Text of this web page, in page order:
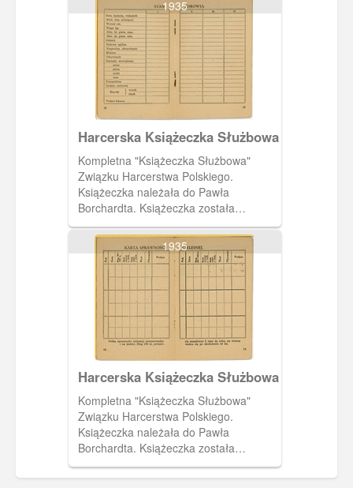
Na dwudziestej drugiej i dwudziestej
trzeciej stronie miejsce na wpisy
dotyczące wykazu służby.
1935
Harcerska Książeczka Służbowa
Kompletna "Książeczka Służbowa"
Związku Harcerstwa Polskiego.
Książeczka należała do Pawła
Borchardta. Książeczka została
wystawiona 19 czerwca 1937 roku
przez harcmistrza Alfa Liczmańskiego.
Na dwunastej i trzynastej stronie tabela
do wpisów dotyczących stanu zdrowia
właściciela książeczki.
1935
Harcerska Książeczka Służbowa
Kompletna "Książeczka Służbowa"
Związku Harcerstwa Polskiego.
Książeczka należała do Pawła
Borchardta. Książeczka została
wystawiona 19 czerwca 1937 roku
przez harcmistrza Alfa Liczmańskiego.